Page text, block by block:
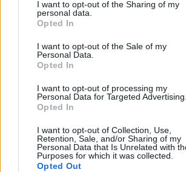
I want to opt-out of the Sharing of my
personal data.
Opted In
I want to opt-out of the Sale of my
Personal Data.
Opted In
I want to opt-out of processing my
Personal Data for Targeted Advertising.
Opted In
I want to opt-out of Collection, Use,
Retention, Sale, and/or Sharing of my
Personal Data that Is Unrelated with
Purposes for which it was collected.
Opted Out
Büntetőeljárás zajlik
kórház ellen, a gyanú
embertelenül bántak a